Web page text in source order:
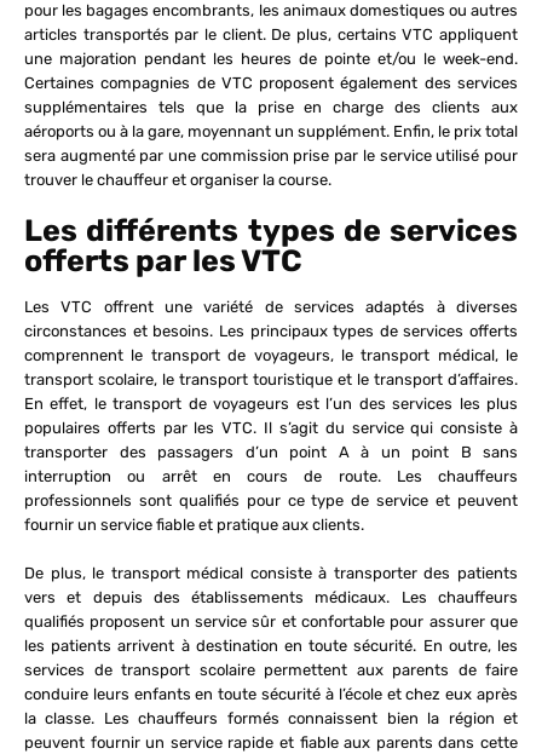
pour les bagages encombrants, les animaux domestiques ou autres
articles transportés par le client. De plus, certains VTC appliquent
une majoration pendant les heures de pointe et/ou le week-end.
Certaines compagnies de VTC proposent également des services
supplémentaires tels que la prise en charge des clients aux
aéroports ou à la gare, moyennant un supplément. Enfin, le prix total
sera augmenté par une commission prise par le service utilisé pour
trouver le chauffeur et organiser la course.
Les différents types de services
offerts par les VTC
Les VTC offrent une variété de services adaptés à diverses
circonstances et besoins. Les principaux types de services offerts
comprennent le transport de voyageurs, le transport médical, le
transport scolaire, le transport touristique et le transport d’affaires.
En effet, le transport de voyageurs est l’un des services les plus
populaires offerts par les VTC. Il s’agit du service qui consiste à
transporter des passagers d’un point A à un point B sans
interruption ou arrêt en cours de route. Les chauffeurs
professionnels sont qualifiés pour ce type de service et peuvent
fournir un service fiable et pratique aux clients.
De plus, le transport médical consiste à transporter des patients
vers et depuis des établissements médicaux. Les chauffeurs
qualifiés proposent un service sûr et confortable pour assurer que
les patients arrivent à destination en toute sécurité. En outre, les
services de transport scolaire permettent aux parents de faire
conduire leurs enfants en toute sécurité à l’école et chez eux après
la classe. Les chauffeurs formés connaissent bien la région et
peuvent fournir un service rapide et fiable aux parents dans cette